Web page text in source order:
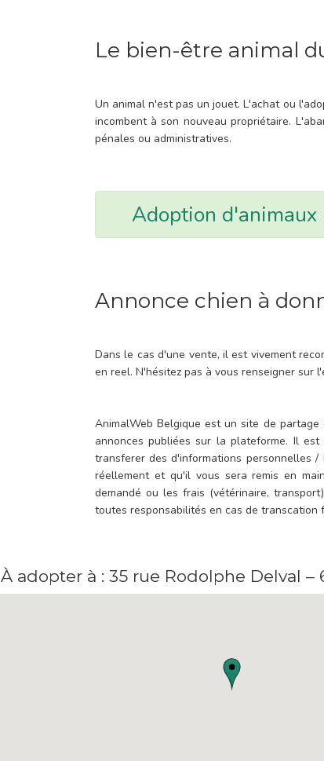
Le bien-être animal
Un animal n'est pas un jouet. L'achat ou
incombent à son nouveau propriétaire.
pénales ou administratives.
Adoption d'animaux
Annonce chien à
Dans le cas d'une vente, il est vivement
en reel. N'hésitez pas à vous renseigner sur
AnimalWeb Belgique est un site de
annonces publiées sur la plateforme. Il
transferer des d'informations personnelles
réellement et qu'il vous sera remis en
demandé ou les frais (vétérinaire,
toutes responsabilités en cas de transcation
À adopter à : 35 rue Rodolphe Delval –